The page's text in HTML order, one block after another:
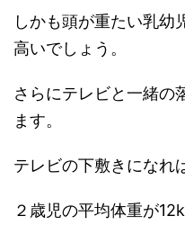
しかも頭が重たい乳幼
高いでしょう。
さらにテレビと一緒の
ます。
テレビの下敷きになれ
２歳児の平均体重が